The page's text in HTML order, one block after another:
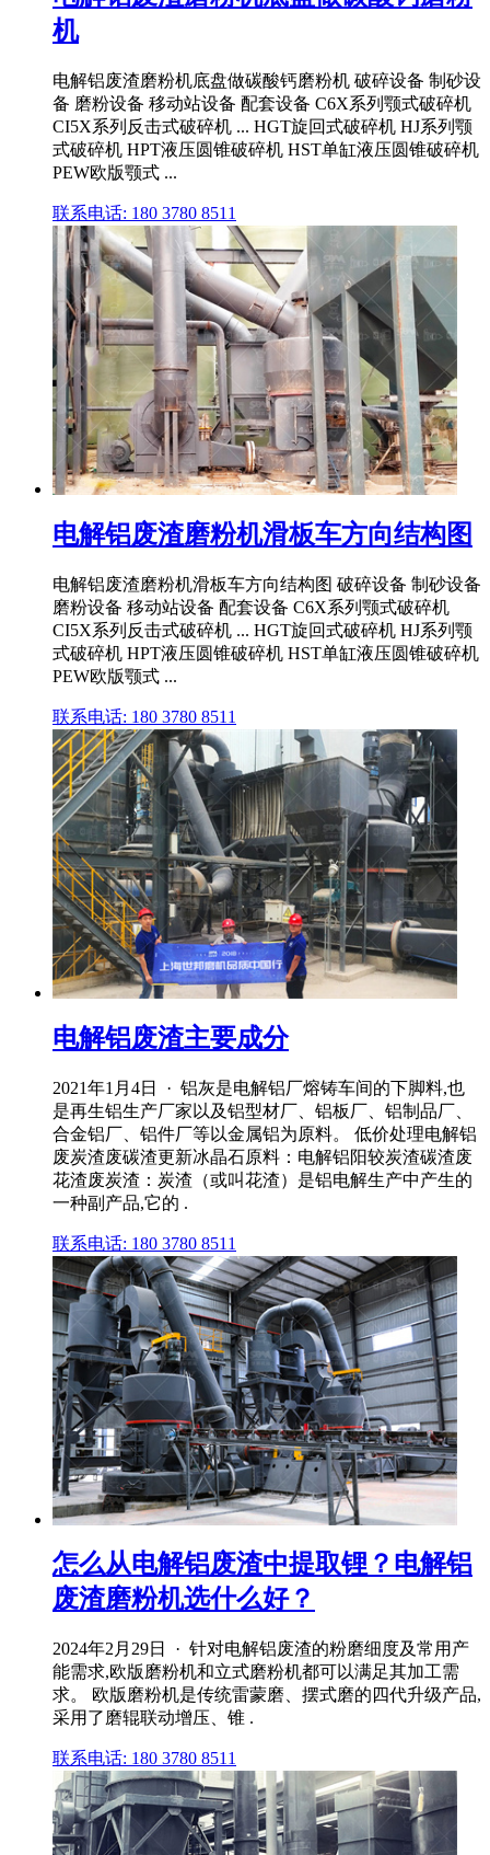
机
电解铝废渣磨粉机底盘做碳酸钙磨粉机 破碎设备 制砂设
备 磨粉设备 移动站设备 配套设备 C6X系列颚式破碎机
CI5X系列反击式破碎机 ... HGT旋回式破碎机 HJ系列颚
式破碎机 HPT液压圆锥破碎机 HST单缸液压圆锥破碎机
PEW欧版颚式 ...
联系电话: 180 3780 8511
电解铝废渣磨粉机滑板车方向结构图
电解铝废渣磨粉机滑板车方向结构图 破碎设备 制砂设备
磨粉设备 移动站设备 配套设备 C6X系列颚式破碎机
CI5X系列反击式破碎机 ... HGT旋回式破碎机 HJ系列颚
式破碎机 HPT液压圆锥破碎机 HST单缸液压圆锥破碎机
PEW欧版颚式 ...
联系电话: 180 3780 8511
电解铝废渣主要成分
2021年1月4日 · 铝灰是电解铝厂熔铸车间的下脚料,也
是再生铝生产厂家以及铝型材厂、铝板厂、铝制品厂、
合金铝厂、铝件厂等以金属铝为原料。 低价处理电解铝
废炭渣废碳渣更新冰晶石原料：电解铝阳较炭渣碳渣废
花渣废炭渣：炭渣（或叫花渣）是铝电解生产中产生的
一种副产品,它的 .
联系电话: 180 3780 8511
怎么从电解铝废渣中提取锂？电解铝
废渣磨粉机选什么好？
2024年2月29日 · 针对电解铝废渣的粉磨细度及常用产
能需求,欧版磨粉机和立式磨粉机都可以满足其加工需
求。 欧版磨粉机是传统雷蒙磨、摆式磨的四代升级产品,
采用了磨辊联动增压、锥 .
联系电话: 180 3780 8511